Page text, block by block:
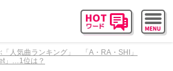
「人気曲ランキング」 「A・RA・SHI」
」…1位は？